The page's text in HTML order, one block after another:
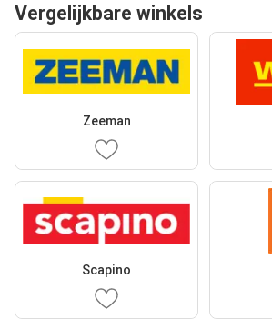
Vergelijkbare winkels
Zeeman
Scapino